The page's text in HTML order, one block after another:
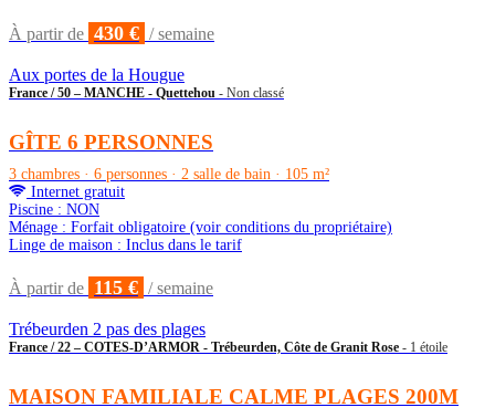
À partir de 430 € / semaine
Aux portes de la Hougue
France / 50 – MANCHE - Quettehou - Non classé
GÎTE 6 PERSONNES
3 chambres · 6 personnes · 2 salle de bain · 105 m²
Internet gratuit
Piscine : NON
Ménage : Forfait obligatoire (voir conditions du propriétaire)
Linge de maison : Inclus dans le tarif
À partir de 115 € / semaine
Trébeurden 2 pas des plages
France / 22 – COTES-D’ARMOR - Trébeurden, Côte de Granit Rose - 1 étoile
MAISON FAMILIALE CALME PLAGES 200M